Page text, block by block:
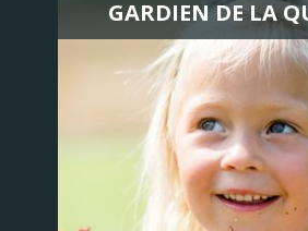
GARDIEN DE LA